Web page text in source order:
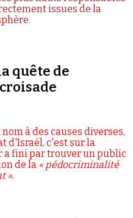
issues de la
quête de
à des causes diverses,
d'Israël, c'est sur la
a fini par trouver un public
de la « pédocriminalité
».